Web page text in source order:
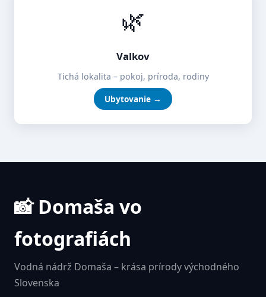
🌿
Valkov
Tichá lokalita – pokoj, príroda, rodiny
Ubytovanie →
📸 Domaša vo
fotografiách
Vodná nádrž Domaša – krása prírody východného
Slovenska